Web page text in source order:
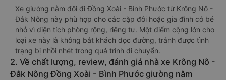
Xe giường nằm đôi đi Đồng Xoài - Bình Phước từ Krông Nô -
Đắk Nông này phù hợp cho các cặp đôi hoặc gia đình có bé
nhỏ vì diện tích phòng rộng, riêng tư. Một điểm cộng lớn cho
loại xe này là không bắt khách dọc đường, tránh được tình
trạng bị nhồi nhét trong quá trình di chuyển.
2. Về chất lượng, review, đánh giá nhà xe Krông Nô -
Đắk Nông Đồng Xoài - Bình Phước giường nằm